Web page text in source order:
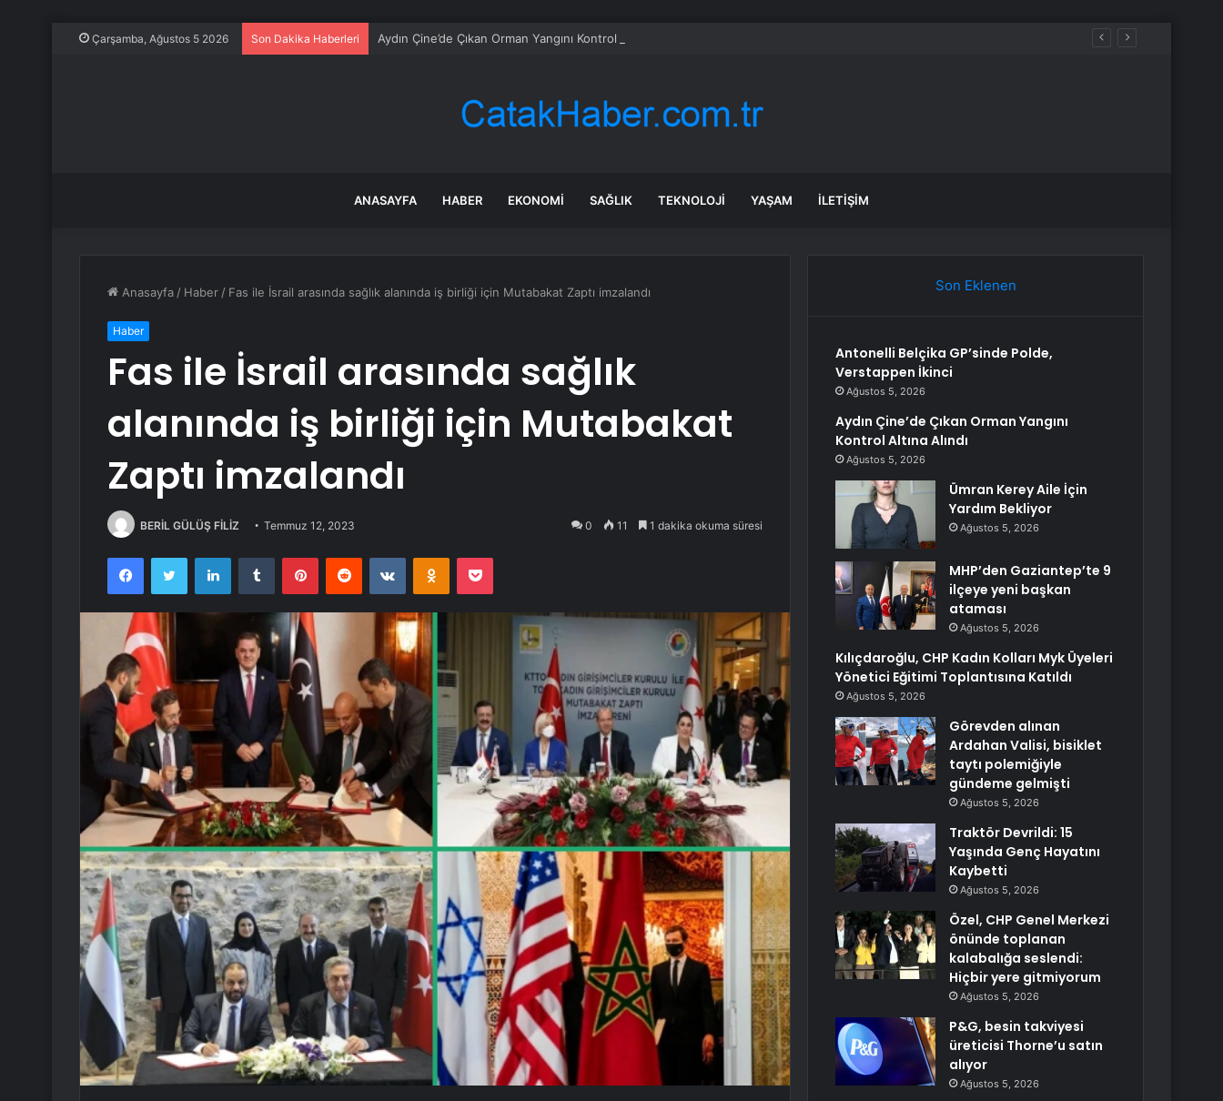
Çarşamba, Ağustos 5 2026 Son Dakika Haberleri Aydın Çine’de Çıkan Orman Yangını Kontrol Altına Alındı
ANASAYFA HABER EKONOMI SAĞLIK TEKNOLOJI YAŞAM İLETIŞIM
Anasayfa / Haber / Fas ile İsrail arasında sağlık alanında iş birliği için Mutabakat Zaptı imzalandı
Haber
Fas ile İsrail arasında sağlık
alanında iş birliği için Mutabakat
Zaptı imzalandı
BERİL GÜLÜŞ FİLİZ Temmuz 12, 2023 0 11 1 dakika okuma süresi
FacebookTwitter LinkedInTumblr PinterestReddit VKontakteOdnoklassniki
Pocket
Son Eklenen
Antonelli Belçika GP’sinde Polde,
Verstappen İkinci
Ağustos 5, 2026
Aydın Çine’de Çıkan Orman Yangını
Kontrol Altına Alındı
Ağustos 5, 2026
Ümran Kerey Aile İçin
Yardım Bekliyor
Ağustos 5, 2026
MHP’den Gaziantep’te 9
ilçeye yeni başkan
ataması
Ağustos 5, 2026
Kılıçdaroğlu, CHP Kadın Kolları Myk Üyeleri
Yönetici Eğitimi Toplantısına Katıldı
Ağustos 5, 2026
Görevden alınan
Ardahan Valisi, bisiklet
taytı polemiğiyle
gündeme gelmişti
Ağustos 5, 2026
Traktör Devrildi: 15
Yaşında Genç Hayatını
Kaybetti
Ağustos 5, 2026
Özel, CHP Genel Merkezi
önünde toplanan
kalabalığa seslendi:
Hiçbir yere gitmiyorum
Ağustos 5, 2026
P&G, besin takviyesi
üreticisi Thorne’u satın
alıyor
Ağustos 5, 2026